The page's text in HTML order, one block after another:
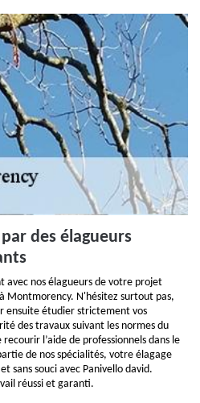
des élagueurs
avec nos élagueurs de votre projet
Montmorency. N'hésitez surtout pas,
ensuite étudier strictement vos
des travaux suivant les normes du
l’aide de professionnels dans le
de nos spécialités, votre élagage
sans souci avec Panivello david.
réussi et garanti.